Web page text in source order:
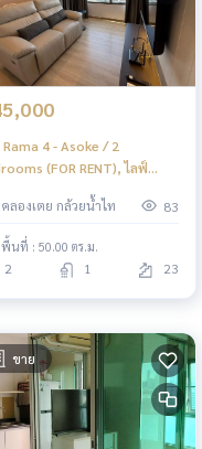
Rama 4 - Asoke / 2
(FOR RENT), ไลฟ์
ราม 4 - อโศก / 2 ห้องนอน (ให้
NES001
คลองเตย กล้วยน้ำไท 83
พื้นที่ : 50.00 ตร.ม.
2 1 23
ขาย